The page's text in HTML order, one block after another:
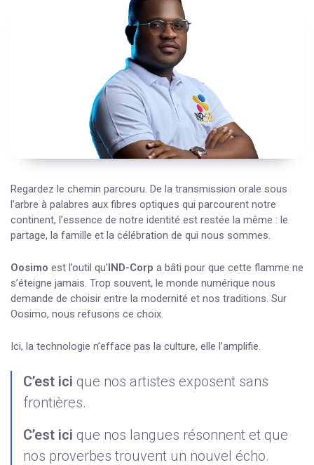
Regardez le chemin parcouru. De la transmission orale sous
l’arbre à palabres aux fibres optiques qui parcourent notre
continent, l’essence de notre identité est restée la même : le
partage, la famille et la célébration de qui nous sommes.
Oosimo est l’outil qu’IND-Corp a bâti pour que cette flamme ne
s’éteigne jamais. Trop souvent, le monde numérique nous
demande de choisir entre la modernité et nos traditions. Sur
Oosimo, nous refusons ce choix.
Ici, la technologie n’efface pas la culture, elle l’amplifie.
C’est ici que nos artistes exposent sans
frontières.
C’est ici que nos langues résonnent et que
nos proverbes trouvent un nouvel écho.